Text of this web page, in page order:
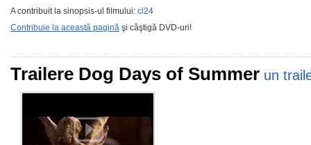
A contribuit la sinopsis-ul filmului: cl24
Contribuie la această pagină şi câştigă DVD-uri!
Trailere Dog Days of Summer un